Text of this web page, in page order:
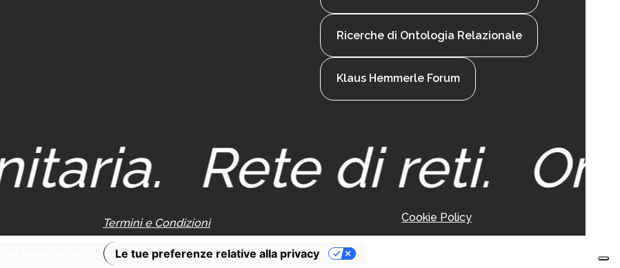
Ricerche di Ontologia Relazionale
Klaus Hemmerle Forum
Rete di reti.
Termini e Condizioni Cookie Policy
Le tue preferenze relative alla privacy